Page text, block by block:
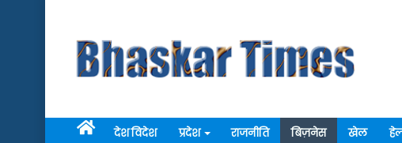
Homeदेश विदेश प्रदेश राजनीति बिज़नेस खेल